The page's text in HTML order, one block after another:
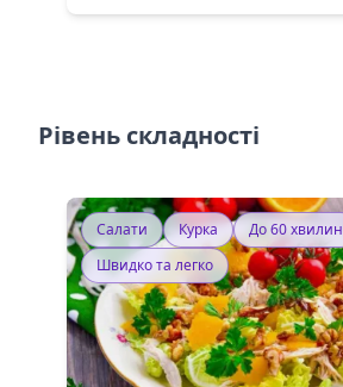
Рівень складності
Салати Курка
До 60 хвилин
Швидко та легко